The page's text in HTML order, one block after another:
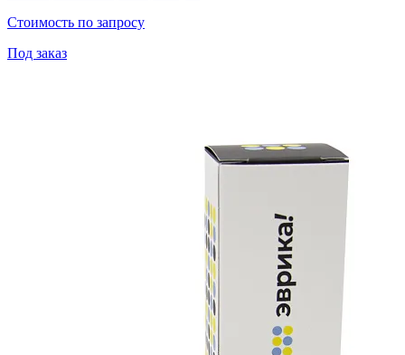
Стоимость по запросу
Под заказ